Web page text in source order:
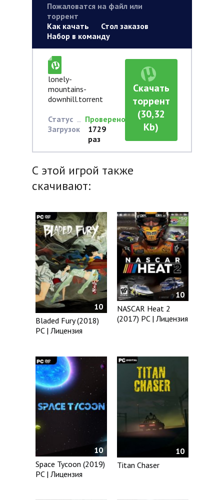
Пожаловатся на файл или
торрент
Как качать
Стол заказов
Набор в команду
lonely-
mountains-
downhill.torrent
Статус
Проверено
Загрузок
1729
раз
Скачать
торрент
(30,32
Kb)
С этой игрой также
скачивают:
10
Bladed Fury (2018)
PC | Лицензия
10
NASCAR Heat 2
(2017) PC | Лицензия
10
Space Tycoon (2019)
PC | Лицензия
10
Titan Chaser